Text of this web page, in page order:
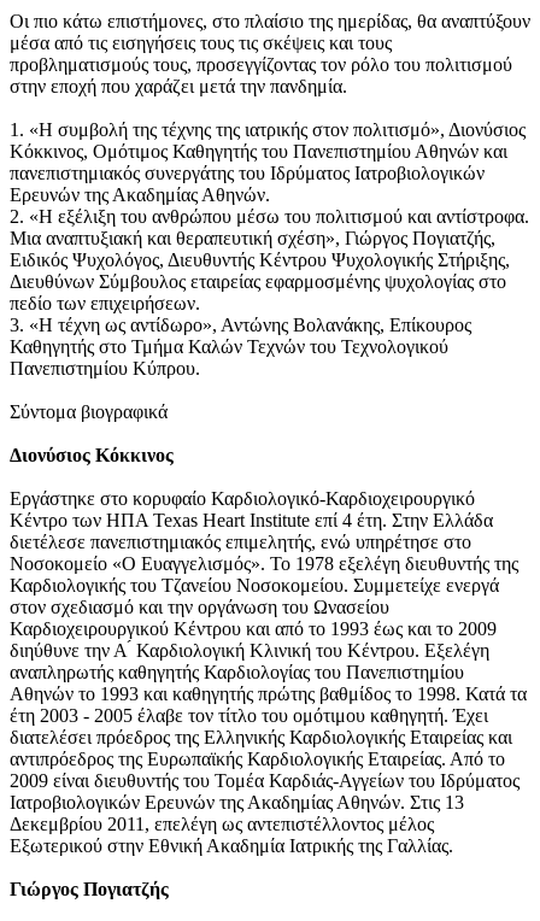
Οι πιο κάτω επιστήμονες, στο πλαίσιο της ημερίδας, θα αναπτύξουν
μέσα από τις εισηγήσεις τους τις σκέψεις και τους
προβληματισμούς τους, προσεγγίζοντας τον ρόλο του πολιτισμού
στην εποχή που χαράζει μετά την πανδημία.
1. «Η συμβολή της τέχνης της ιατρικής στον πολιτισμό», Διονύσιος
Κόκκινος, Ομότιμος Καθηγητής του Πανεπιστημίου Αθηνών και
πανεπιστημιακός συνεργάτης του Ιδρύματος Ιατροβιολογικών
Ερευνών της Ακαδημίας Αθηνών.
2. «Η εξέλιξη του ανθρώπου μέσω του πολιτισμού και αντίστροφα.
Μια αναπτυξιακή και θεραπευτική σχέση», Γιώργος Πογιατζής,
Ειδικός Ψυχολόγος, Διευθυντής Κέντρου Ψυχολογικής Στήριξης,
Διευθύνων Σύμβουλος εταιρείας εφαρμοσμένης ψυχολογίας στο
πεδίο των επιχειρήσεων.
3. «Η τέχνη ως αντίδωρο», Αντώνης Βολανάκης, Επίκουρος
Καθηγητής στο Τμήμα Καλών Τεχνών του Τεχνολογικού
Πανεπιστημίου Κύπρου.
Σύντομα βιογραφικά
Διονύσιος Κόκκινος
Εργάστηκε στο κορυφαίο Καρδιολογικό-Καρδιοχειρουργικό
Κέντρο των ΗΠΑ Texas Heart Institute επί 4 έτη. Στην Ελλάδα
διετέλεσε πανεπιστημιακός επιμελητής, ενώ υπηρέτησε στο
Νοσοκομείο «Ο Ευαγγελισμός». Το 1978 εξελέγη διευθυντής της
Καρδιολογικής του Τζανείου Νοσοκομείου. Συμμετείχε ενεργά
στον σχεδιασμό και την οργάνωση του Ωνασείου
Καρδιοχειρουργικού Κέντρου και από το 1993 έως και το 2009
διηύθυνε την Α ́ Καρδιολογική Κλινική του Κέντρου. Εξελέγη
αναπληρωτής καθηγητής Καρδιολογίας του Πανεπιστημίου
Αθηνών το 1993 και καθηγητής πρώτης βαθμίδος το 1998. Κατά τα
έτη 2003 - 2005 έλαβε τον τίτλο του ομότιμου καθηγητή. Έχει
διατελέσει πρόεδρος της Ελληνικής Καρδιολογικής Εταιρείας και
αντιπρόεδρος της Ευρωπαϊκής Καρδιολογικής Εταιρείας. Από το
2009 είναι διευθυντής του Τομέα Καρδιάς-Αγγείων του Ιδρύματος
Ιατροβιολογικών Ερευνών της Ακαδημίας Αθηνών. Στις 13
Δεκεμβρίου 2011, επελέγη ως αντεπιστέλλοντος μέλος
Εξωτερικού στην Εθνική Ακαδημία Ιατρικής της Γαλλίας.
Γιώργος Πογιατζής